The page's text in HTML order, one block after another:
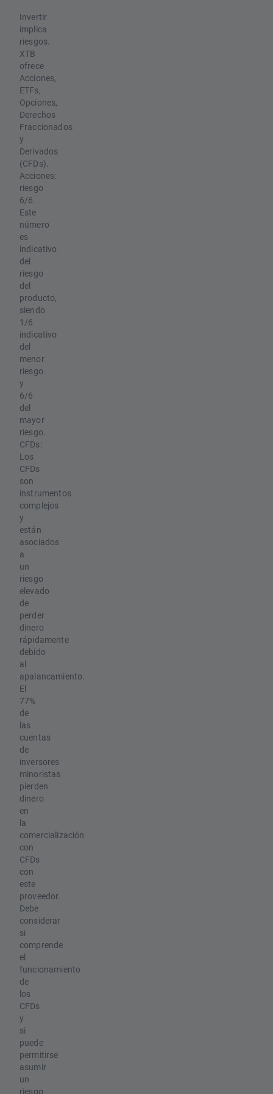
Invertir
implica
riesgos.
XTB
ofrece
Acciones,
ETFs,
Opciones,
Derechos
Fraccionados
y
Derivados
(CFDs).
Acciones:
riesgo
6/6.
Este
número
es
indicativo
del
riesgo
del
producto,
siendo
1/6
indicativo
del
menor
riesgo
y
6/6
del
mayor
riesgo.
CFDs:
Los
CFDs
son
instrumentos
complejos
y
están
asociados
a
un
riesgo
elevado
de
perder
dinero
rápidamente
debido
al
apalancamiento.
El
77%
de
las
cuentas
de
inversores
minoristas
pierden
dinero
en
la
comercialización
con
CFDs
con
este
proveedor.
Debe
considerar
si
comprende
el
funcionamiento
de
los
CFDs
y
si
puede
permitirse
asumir
un
riesgo